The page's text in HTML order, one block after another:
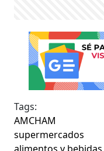
Tags:
AMCHAM
supermercados